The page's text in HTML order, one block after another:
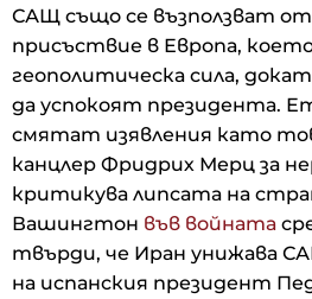
САЩ също се възползват
присъствие в Европа,
геополитическа сила,
да успокоят президента.
смятат изявления като
канцлер Фридрих Мерц за
критикува липсата на
Вашингтон във войната
твърди, че Иран унижава
на испанския президент